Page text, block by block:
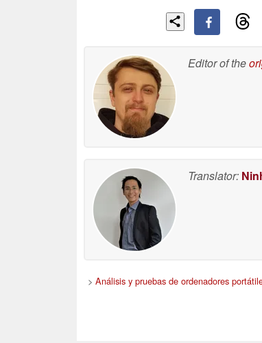
Editor of the
Translator:
> Análisis y pruebas de ordenadores